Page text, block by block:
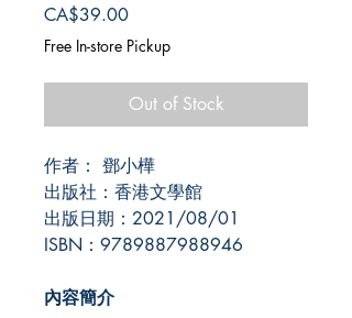
CA$39.00Price
Free In-store Pickup
Out of Stock
作者： 鄧小樺
出版社：香港文學館
出版日期：2021/08/01
ISBN：9789887988946
內容簡介